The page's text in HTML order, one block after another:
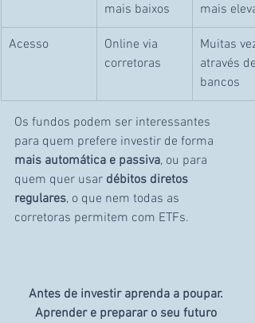
mais baixos
mais
Acesso
Online via
corretoras
Muitas
através de
bancos
Os fundos podem ser interessantes
para quem prefere investir de forma
mais automática e passiva, ou para
quem quer usar débitos diretos
regulares, o que nem todas as
corretoras permitem com ETFs.
Antes de investir aprenda a poupar.
Aprender e preparar o seu futuro